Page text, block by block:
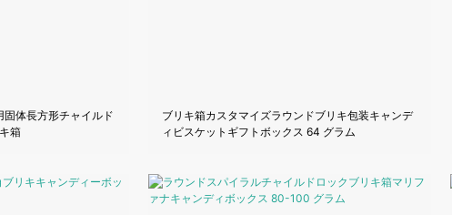
体長方形チャイルド
箱
ブリキ箱カスタマイズラウンドブリキ包装キャンデ
ィビスケットギフトボックス 64 グラム